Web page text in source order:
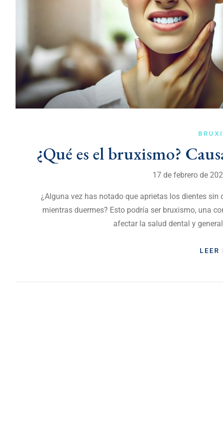
¿Qué es el bruxismo?
17 de febrero de
¿Alguna vez has notado que aprietas los dientes
mientras duermes? Esto podría ser bruxismo, una
afectar la salud dental y
LEER